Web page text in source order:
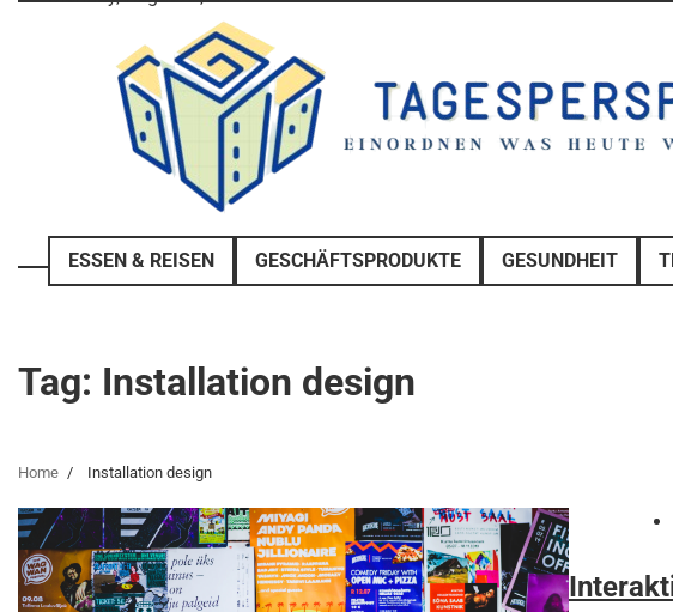
ESSEN & REISEN GESCHÄFTSPRODUKTE GESUNDHEIT
Tag: Installation design
Home Installation design